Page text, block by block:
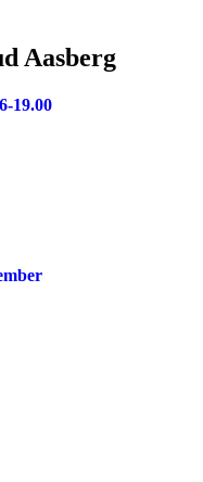
Aasberg
19.00